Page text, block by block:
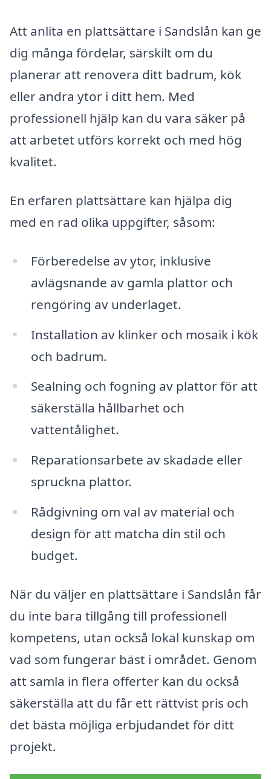
Att anlita en plattsättare i Sandslån kan ge
dig många fördelar, särskilt om du
planerar att renovera ditt badrum, kök
eller andra ytor i ditt hem. Med
professionell hjälp kan du vara säker på
att arbetet utförs korrekt och med hög
kvalitet.
En erfaren plattsättare kan hjälpa dig
med en rad olika uppgifter, såsom:
Förberedelse av ytor, inklusive
avlägsnande av gamla plattor och
rengöring av underlaget.
Installation av klinker och mosaik i kök
och badrum.
Sealning och fogning av plattor för att
säkerställa hållbarhet och
vattentålighet.
Reparationsarbete av skadade eller
spruckna plattor.
Rådgivning om val av material och
design för att matcha din stil och
budget.
När du väljer en plattsättare i Sandslån får
du inte bara tillgång till professionell
kompetens, utan också lokal kunskap om
vad som fungerar bäst i området. Genom
att samla in flera offerter kan du också
säkerställa att du får ett rättvist pris och
det bästa möjliga erbjudandet för ditt
projekt.